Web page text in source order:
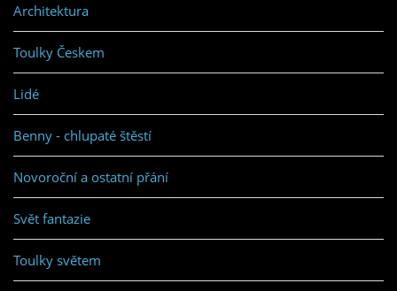
Architektura
Toulky Českem
Lidé
Benny - chlupaté štěstí
Novoroční a ostatní přání
Svět fantazie
Toulky světem